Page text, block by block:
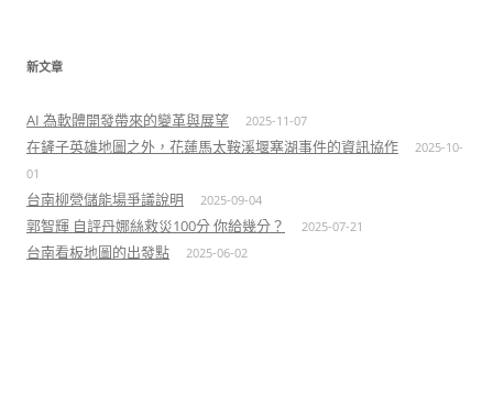
新文章
AI 為軟體開發帶來的變革與展望 2025-11-07
在鏟子英雄地圖之外，花蓮馬太鞍溪堰塞湖事件的資訊協作
2025-10-
01
台南柳營儲能場爭議說明 2025-09-04
郭智輝 自評丹娜絲救災100分 你給幾分？ 2025-07-21
台南看板地圖的出發點 2025-06-02